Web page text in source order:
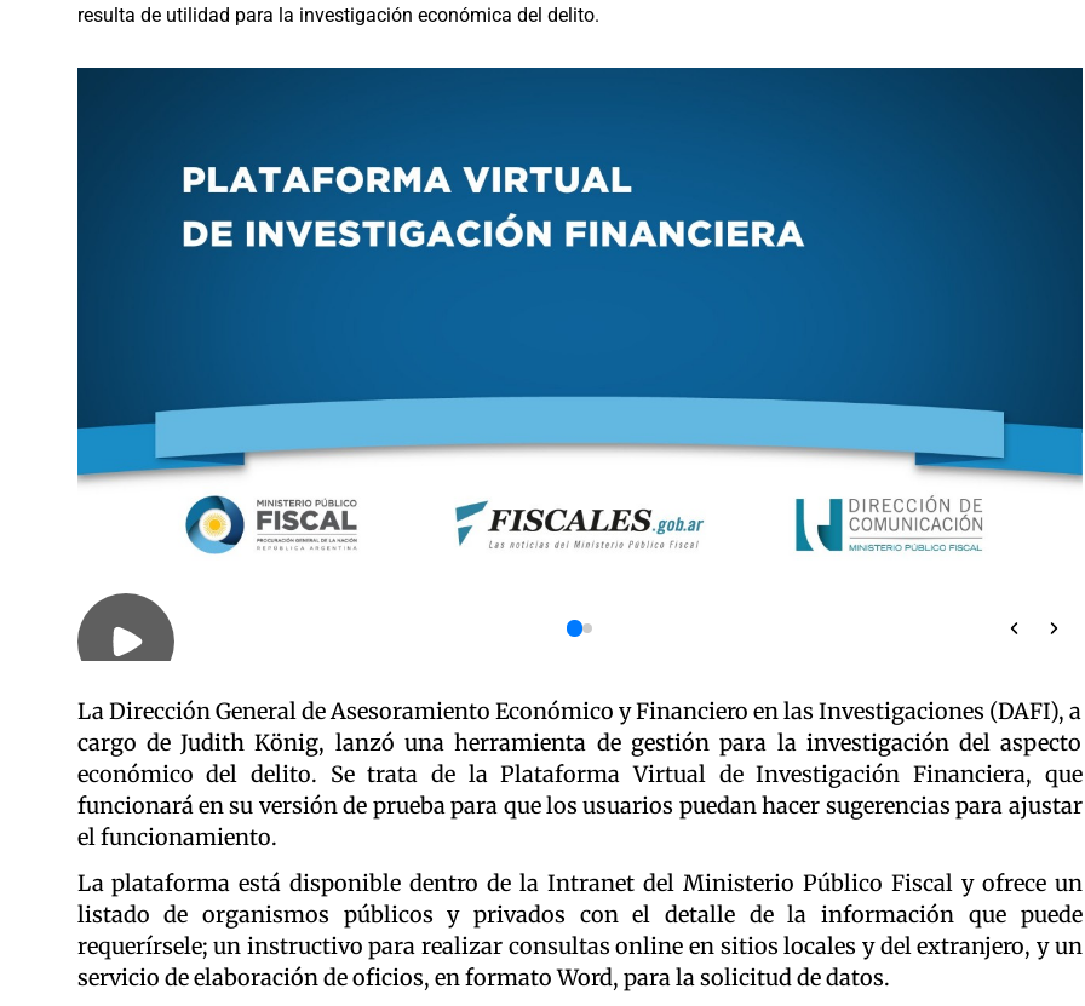
resulta de utilidad para la investigación económica del delito.
La Dirección General de Asesoramiento Económico y Financiero en las Investigaciones (DAFI), a
cargo de Judith König, lanzó una herramienta de gestión para la investigación del aspecto
económico del delito. Se trata de la Plataforma Virtual de Investigación Financiera, que
funcionará en su versión de prueba para que los usuarios puedan hacer sugerencias para ajustar
el funcionamiento.
La plataforma está disponible dentro de la Intranet del Ministerio Público Fiscal y ofrece un
listado de organismos públicos y privados con el detalle de la información que puede
requerírsele; un instructivo para realizar consultas online en sitios locales y del extranjero, y un
servicio de elaboración de oficios, en formato Word, para la solicitud de datos.